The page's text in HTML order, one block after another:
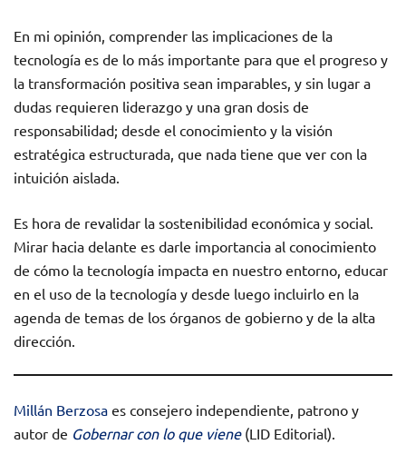
En mi opinión, comprender las implicaciones de la
tecnología es de lo más importante para que el progreso y
la transformación positiva sean imparables, y sin lugar a
dudas requieren liderazgo y una gran dosis de
responsabilidad; desde el conocimiento y la visión
estratégica estructurada, que nada tiene que ver con la
intuición aislada.
Es hora de revalidar la sostenibilidad económica y social.
Mirar hacia delante es darle importancia al conocimiento
de cómo la tecnología impacta en nuestro entorno, educar
en el uso de la tecnología y desde luego incluirlo en la
agenda de temas de los órganos de gobierno y de la alta
dirección.
Millán Berzosa es consejero independiente, patrono y
autor de Gobernar con lo que viene(LID Editorial).